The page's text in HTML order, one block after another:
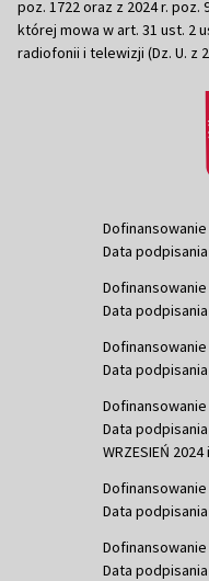
poz. 1722 oraz z 2024 r.
której mowa w art. 31 ust. 2
radiofonii i telewizji (Dz. U. z
Dofinansowanie
Data podpisania
Dofinansowanie
Data podpisania
Dofinansowanie
Data podpisania
Dofinansowanie
Data
WRZESIEŃ 2024
Dofinansowanie
Data podpisania
Dofinansowanie
Data podpisania